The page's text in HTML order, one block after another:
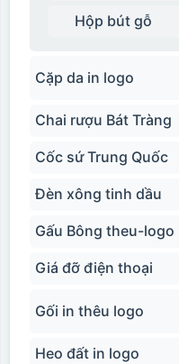
Hộp bút gỗ
Cặp da in logo
Chai rượu Bát Tràng
Cốc sứ Trung Quốc
Đèn xông tinh dầu
Gấu Bông theu-logo
Giá đỡ điện thoại
Gối in thêu logo
Heo đất in logo